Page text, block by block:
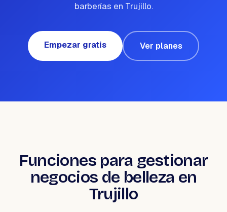
¿NECESITAS AYUDA?
Habla con un especialista y diseña tu
barberías en Trujillo.
Empezar gratis Ver planes
Funciones para gestionar
negocios de belleza en
Trujillo